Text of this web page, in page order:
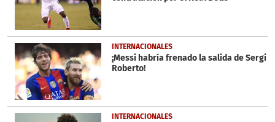
INTERNACIONALES
¡Messi habría frenado la salida de Sergi
Roberto!
INTERNACIONALES